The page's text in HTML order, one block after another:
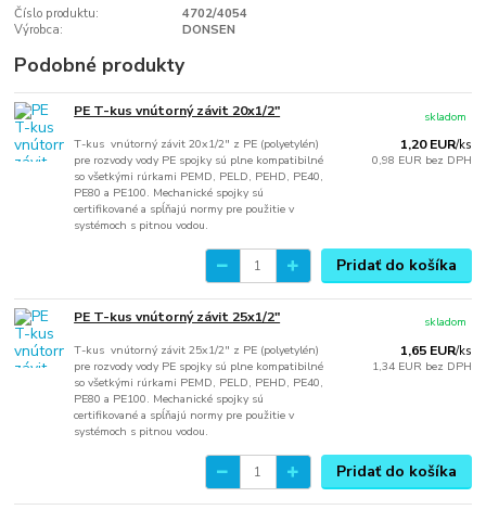
Číslo produktu:
4702/4054
Výrobca:
DONSEN
Podobné produkty
PE T-kus vnútorný závit 20x1/2"
T-kus vnútorný závit 20x1/2" z PE (polyetylén)
pre rozvody vody PE spojky sú plne kompatibilné
so všetkými rúrkami PEMD, PELD, PEHD, PE40,
PE80 a PE100. Mechanické spojky sú
certifikované a spĺňajú normy pre použitie v
systémoch s pitnou vodou.
1,20 EUR/ks
0,98 EUR bez DPH
skladom
Pridať do košíka
PE T-kus vnútorný závit 25x1/2"
T-kus vnútorný závit 25x1/2" z PE (polyetylén)
pre rozvody vody PE spojky sú plne kompatibilné
so všetkými rúrkami PEMD, PELD, PEHD, PE40,
PE80 a PE100. Mechanické spojky sú
certifikované a spĺňajú normy pre použitie v
systémoch s pitnou vodou.
1,65 EUR/ks
1,34 EUR bez DPH
skladom
Pridať do košíka